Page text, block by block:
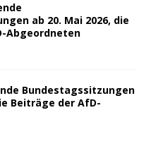
ab 20. Mai 2026, die
Abgeordneten
Bundestagssitzungen
Beiträge der AfD-